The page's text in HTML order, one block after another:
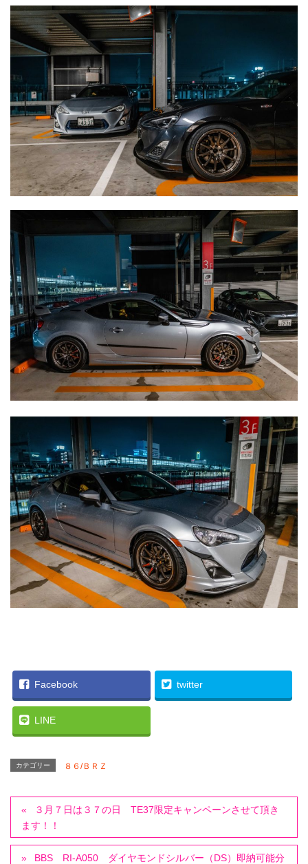
Facebook twitter
LINE
カテゴリー ８６/ＢＲＺ
３月７日は３７の日 TE37限定キャンペーンさせて頂き
ます！！
BBS RI-A050 ダイヤモンドシルバー（DS）即納可能分